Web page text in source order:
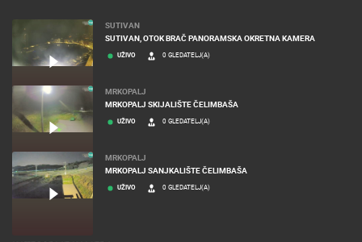
SUTIVAN
SUTIVAN, OTOK BRAČ PANORAMSKA OKRETNA KAMERA
UŽIVO 0 GLEDATELJ(A)
MRKOPALJ
MRKOPALJ SKIJALIŠTE ČELIMBAŠA
UŽIVO 0 GLEDATELJ(A)
MRKOPALJ
MRKOPALJ SANJKALIŠTE ČELIMBAŠA
UŽIVO 0 GLEDATELJ(A)